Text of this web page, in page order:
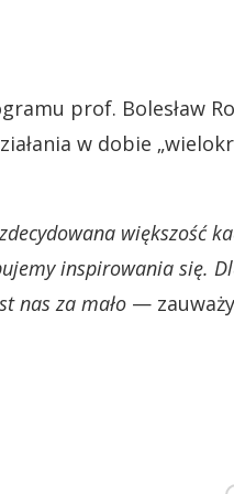
prof. Bolesław
w dobie
większość
inspirowania się.
nas za mało —